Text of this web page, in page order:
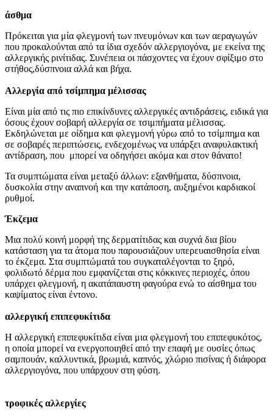
άσθμα
Πρόκειται για μία φλεγμονή των πνευμόνων και των αεραγωγών
που προκαλούνται από τα ίδια σχεδόν αλλεργιογόνα, με εκείνα της
αλλεργικής ρινίτιδας. Συνέπεια οι πάσχοντες να έχουν σφίξιμο στο
στήθος,δύσπνοια αλλά και βήχα.
Αλλεργία από τσίμπημα μέλισσας
Είναι μία από τις πιο επικίνδυνες αλλεργικές αντιδράσεις, ειδικά για
όσους έχουν σοβαρή αλλεργία σε τσιμπήματα μέλισσας.
Εκδηλώνεται με οίδημα και φλεγμονή γύρω από το τσίμπημα και
σε σοβαρές περιπτώσεις, ενδεχομένως να υπάρξει αναφυλακτική
αντίδραση, που μπορεί να οδηγήσει ακόμα και στον θάνατο!
Τα συμπτώματα είναι μεταξύ άλλων: εξανθήματα, δύσπνοια,
δυσκολία στην αναπνοή και την κατάποση, αυξημένοι καρδιακοί
ρυθμοί.
Έκζεμα
Μια πολύ κοινή μορφή της δερματίτιδας και συχνά δια βίου
κατάσταση για τα άτομα που παρουσιάζουν υπερευαισθησία είναι
το έκζεμα. Στα συμπτώματά του συγκαταλέγονται το ξηρό,
φολιδωτό δέρμα που εμφανίζεται στις κόκκινες περιοχές, όπου
υπάρχει φλεγμονή, η ακατάπαυστη φαγούρα ενώ το αίσθημα του
καψίματος είναι έντονο.
αλλεργική επιπεφυκίτιδα
Η αλλεργική επιπεφυκίτιδα είναι μια φλεγμονή του επιπεφυκότος,
η οποία μπορεί να ενεργοποιηθεί από την επαφή με ουσίες όπως
σαμπουάν, καλλυντικά, βρωμιά, καπνός, χλώριο πισίνας ή διάφορα
αλλεργιογόνα, που υπάρχουν στη φύση.
τροφικές αλλεργίες